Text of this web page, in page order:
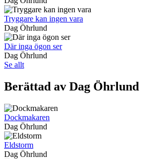
Tryggare kan ingen vara
Dag Öhrlund
Där inga ögon ser
Dag Öhrlund
Se allt
Berättad av Dag Öhrlund
Dockmakaren
Dag Öhrlund
Eldstorm
Dag Öhrlund